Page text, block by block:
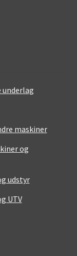
underlag
maskiner
og
udstyr
UTV